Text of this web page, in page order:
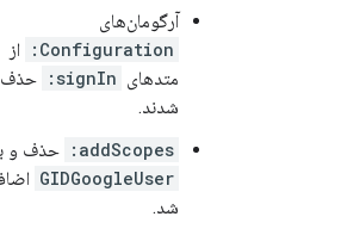
آرگومان‌های
Configuration:
از
متدهای signIn:
حذف
شدند.
addScopes:
حذف و
GIDGoogleUser
شد.